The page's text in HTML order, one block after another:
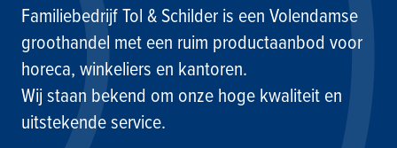
Familiebedrijf Tol & Schilder is een Volendamse
groothandel met een ruim productaanbod voor
horeca, winkeliers en kantoren.
Wij staan bekend om onze hoge kwaliteit en
uitstekende service.